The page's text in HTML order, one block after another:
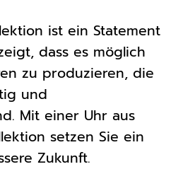
ist ein Statement
dass es möglich
zu produzieren, die
und
Mit einer Uhr aus
setzen Sie ein
Zukunft.